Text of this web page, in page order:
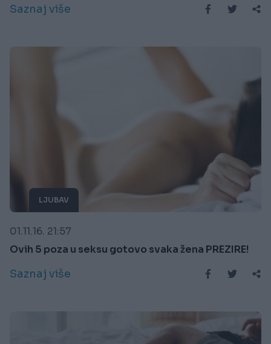
Saznaj više
LJUBAV
01.11.16. 21:57
Ovih 5 poza u seksu gotovo svaka žena PREZIRE!
Saznaj više